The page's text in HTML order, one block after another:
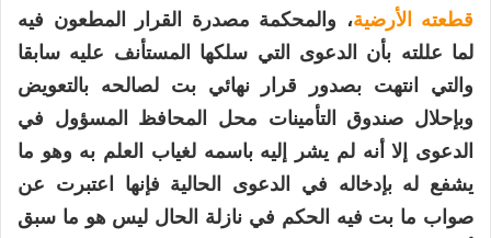
قطعته الأرضية، والمحكمة مصدرة القرار المطعون فيه
لما عللته بأن الدعوى التي سلكها المستأنف عليه سابقا
والتي انتهت بصدور قرار نهائي بت لصالحه بالتعويض
وبإحلال صندوق التأمينات محل المحافظ المسؤول في
الدعوى إلا أنه لم يشر إليه باسمه لغياب العلم به وهو ما
يشفع له بإدخاله في الدعوى الحالية فإنها اعتبرت عن
صواب ما بت فيه الحكم في نازلة الحال ليس هو ما سبق